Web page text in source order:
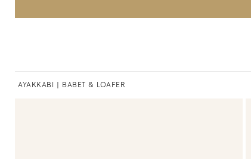
AYAKKABI BABET & LOAFER